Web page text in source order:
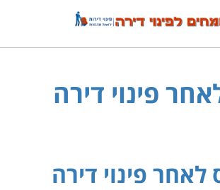
פינוי דירה
לאחר פינוי דירה